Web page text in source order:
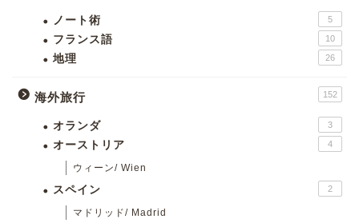
ノート術 5
フランス語 10
地理 26
海外旅行 152
オランダ 3
オーストリア 4
ウィーン/ Wien
スペイン 2
マドリッド/ Madrid